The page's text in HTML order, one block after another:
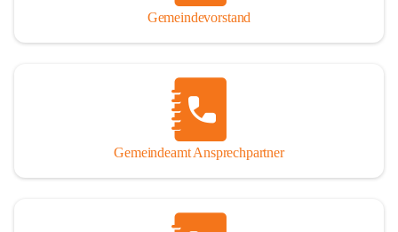
Gemeindevorstand
Gemeindeamt Ansprechpartner